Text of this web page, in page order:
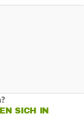
SICH IN